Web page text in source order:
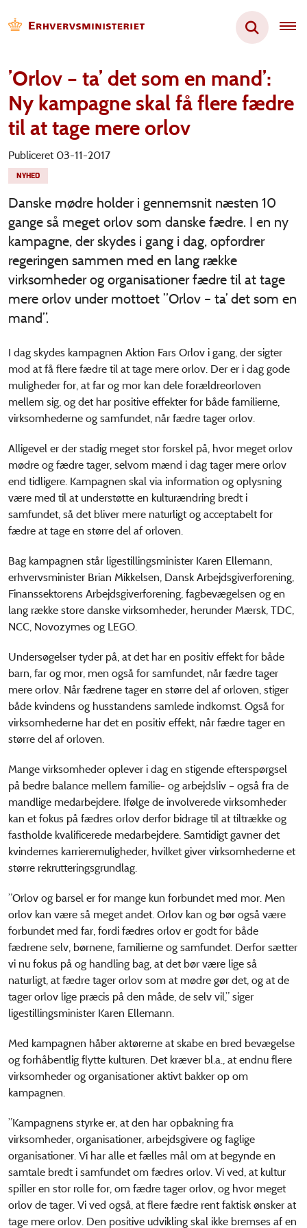
’Orlov – ta’ det som en mand’:
Ny kampagne skal få flere fædre
til at tage mere orlov
Publiceret 03-11-2017
NYHED
Danske mødre holder i gennemsnit næsten 10
gange så meget orlov som danske fædre. I en ny
kampagne, der skydes i gang i dag, opfordrer
regeringen sammen med en lang række
virksomheder og organisationer fædre til at tage
mere orlov under mottoet ”Orlov – ta’ det som en
mand”.
I dag skydes kampagnen Aktion Fars Orlov i gang, der sigter
mod at få flere fædre til at tage mere orlov. Der er i dag gode
muligheder for, at far og mor kan dele forældreorloven
mellem sig, og det har positive effekter for både familierne,
virksomhederne og samfundet, når fædre tager orlov.
Alligevel er der stadig meget stor forskel på, hvor meget orlov
mødre og fædre tager, selvom mænd i dag tager mere orlov
end tidligere. Kampagnen skal via information og oplysning
være med til at understøtte en kulturændring bredt i
samfundet, så det bliver mere naturligt og acceptabelt for
fædre at tage en større del af orloven.
Bag kampagnen står ligestillingsminister Karen Ellemann,
erhvervsminister Brian Mikkelsen, Dansk Arbejdsgiverforening,
Finanssektorens Arbejdsgiverforening, fagbevægelsen og en
lang række store danske virksomheder, herunder Mærsk, TDC,
NCC, Novozymes og LEGO.
Undersøgelser tyder på, at det har en positiv effekt for både
barn, far og mor, men også for samfundet, når fædre tager
mere orlov. Når fædrene tager en større del af orloven, stiger
både kvindens og husstandens samlede indkomst. Også for
virksomhederne har det en positiv effekt, når fædre tager en
større del af orloven.
Mange virksomheder oplever i dag en stigende efterspørgsel
på bedre balance mellem familie- og arbejdsliv – også fra de
mandlige medarbejdere. Ifølge de involverede virksomheder
kan et fokus på fædres orlov derfor bidrage til at tiltrække og
fastholde kvalificerede medarbejdere. Samtidigt gavner det
kvindernes karrieremuligheder, hvilket giver virksomhederne et
større rekrutteringsgrundlag.
”Orlov og barsel er for mange kun forbundet med mor. Men
orlov kan være så meget andet. Orlov kan og bør også være
forbundet med far, fordi fædres orlov er godt for både
fædrene selv, børnene, familierne og samfundet. Derfor sætter
vi nu fokus på og handling bag, at det bør være lige så
naturligt, at fædre tager orlov som at mødre gør det, og at de
tager orlov lige præcis på den måde, de selv vil,” siger
ligestillingsminister Karen Ellemann.
Med kampagnen håber aktørerne at skabe en bred bevægelse
og forhåbentlig flytte kulturen. Det kræver bl.a., at endnu flere
virksomheder og organisationer aktivt bakker op om
kampagnen.
”Kampagnens styrke er, at den har opbakning fra
virksomheder, organisationer, arbejdsgivere og faglige
organisationer. Vi har alle et fælles mål om at begynde en
samtale bredt i samfundet om fædres orlov. Vi ved, at kultur
spiller en stor rolle for, om fædre tager orlov, og hvor meget
orlov de tager. Vi ved også, at flere fædre rent faktisk ønsker at
tage mere orlov. Den positive udvikling skal ikke bremses af en